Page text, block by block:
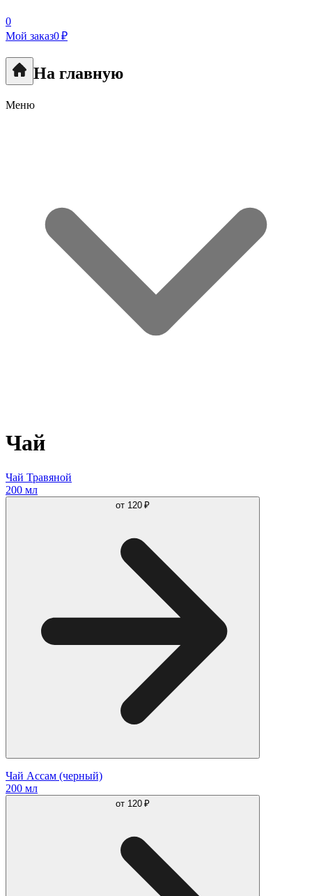
0
Мой заказ0 ₽
На главную
Меню
Чай
Чай Травяной
200 мл
от 120 ₽
Чай Ассам (черный)
200 мл
от 120 ₽